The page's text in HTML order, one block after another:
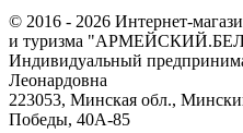
© 2016 - 2026 Интернет-
и туризма
Индивидуальный
Леонардовна
223053, Минская обл.,
Победы, 40А-85